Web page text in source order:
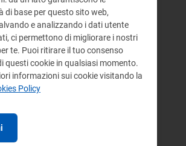
tutela.
collegati
di base per questo sito web,
e analizzando i dati utente
ci permettono di migliorare i nostri
te. Puoi ritirare il tuo consenso
questi cookie in qualsiasi momento.
informazioni sui cookie visitando la
Policy